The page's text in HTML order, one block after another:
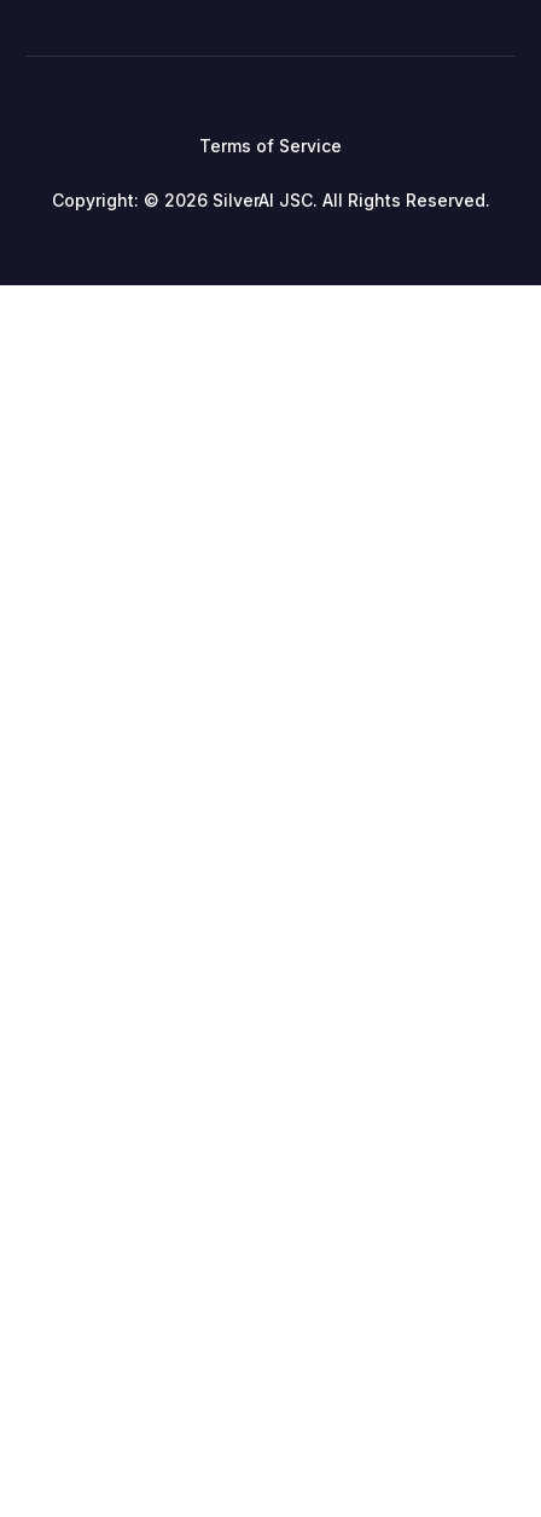
Copyright: © 2026 SilverAI JSC. All Rights Reserved.
Terms of Service